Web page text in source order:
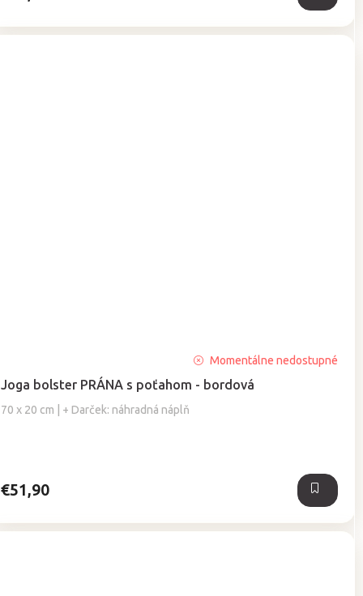
Joga bolster PRÁNA s poťahom - bordová
70 x 20 cm | + Darček: náhradná náplň
hodnotenie
produktu
je
Momentálne nedostupné
€51,90